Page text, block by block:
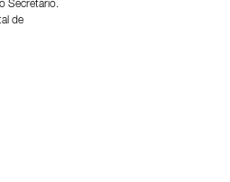
Secretario.
de